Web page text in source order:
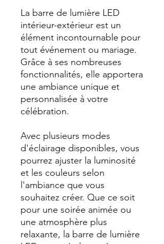
La barre de lumière LED
intérieur-extérieur est un
élément incontournable pour
tout événement ou mariage.
Grâce à ses nombreuses
fonctionnalités, elle apportera
une ambiance unique et
personnalisée à votre
célébration.
Avec plusieurs modes
d'éclairage disponibles, vous
pourrez ajuster la luminosité
et les couleurs selon
l'ambiance que vous
souhaitez créer. Que ce soit
pour une soirée animée ou
une atmosphère plus
relaxante, la barre de lumière